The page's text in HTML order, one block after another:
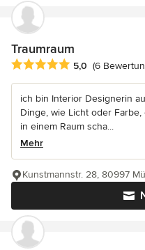
Traumraum
Durchschnittliche
5,0 (6
ich bin Interior Designerin
Dinge, wie Licht oder
in einem Raum scha...
Mehr
Kunstmannstr. 28, 80997